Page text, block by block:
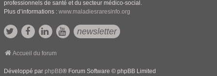
professionnels de santé et du secteur médico-social.
Plus d’informations : www.maladiesraresinfo.org
newsletter
Accueil du forum
Développé par phpBB® Forum Software © phpBB Limited